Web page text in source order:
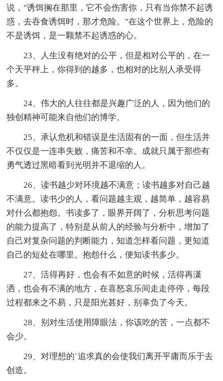
说，"诱饵搁在那里，它不会伤害你，只有当你禁不起诱
惑，去吞食诱饵时，那才危险。"在这个世界上，危险的
不是诱饵，是一颗禁不起诱惑的心。
23、人生没有绝对的公平，但是相对公平的，在一
个天平秤上，你得到的越多，也相对的比别人承受得
多。
24、伟大的人往往都是兴趣广泛的人，因为他们的
独创精神可能来自他们的博学。
25、承认危机和错误是生活固有的一面，但生活并
不仅仅是一连串失败，痛苦和不幸。成就只属于那些有
勇气透过黑暗看到光明并不退缩的人。
26、读书越少对环境越不满意；读书越多对自己越
不满意。读书少的人，看问题越主观，越简单，越容易
对什么都抱怨。书读多了，眼界开阔了，分析思考问题
的能力提高了，特别是从前人的经验与分析中，增加了
自己对复杂问题的判断能力，知道怎样看问题，更知道
自己的短处在哪里。抱怨什么，便知读书多少。
27、活得再好，也会有不如意的时候，活得再潇
洒，也会有不满的地方，在喜怒哀乐间走走停停，每段
过程都来之不易，只是阳光甚好，别辜负了今天。
28、别对生活使用障眼法，你该吃的苦，一点都不
会少。
29、对理想的`追求真的会使我们离开平庸而乐于去
创造。